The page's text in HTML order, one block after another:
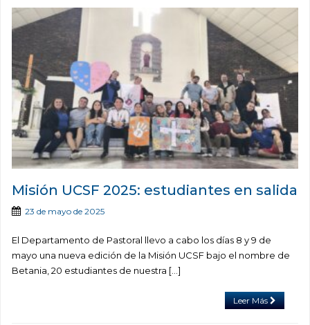
Misión UCSF 2025: estudiantes en salida
23 de mayo de 2025
El Departamento de Pastoral llevo a cabo los días 8 y 9 de
mayo una nueva edición de la Misión UCSF bajo el nombre de
Betania, 20 estudiantes de nuestra […]
Leer Más